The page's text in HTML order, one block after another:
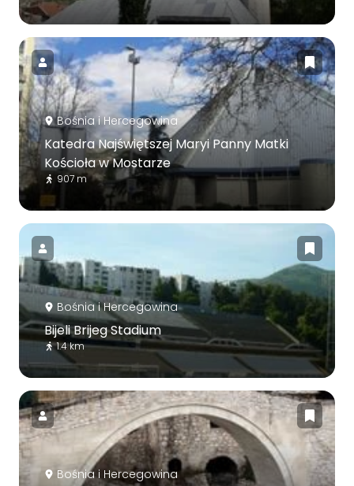
Bośnia i Hercegowina
Katedra Najświętszej Maryi Panny Matki
Kościoła w Mostarze
907 m
Bośnia i Hercegowina
Bijeli Brijeg Stadium
1.4 km
Bośnia i Hercegowina